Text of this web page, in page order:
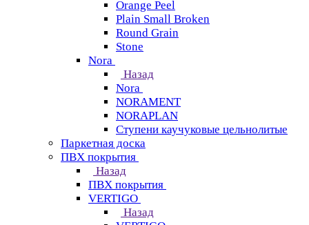
Orange Peel
Plain Small Broken
Round Grain
Stone
Nora
Назад
Nora
NORAMENT
NORAPLAN
Ступени каучуковые цельнолитые
Паркетная доска
ПВХ покрытия
Назад
ПВХ покрытия
VERTIGO
Назад